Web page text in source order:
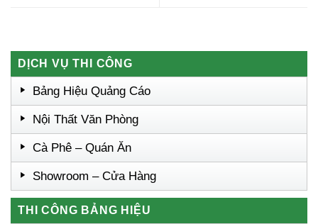
DỊCH VỤ THI CÔNG
Bảng Hiệu Quảng Cáo
Nội Thất Văn Phòng
Cà Phê – Quán Ăn
Showroom – Cửa Hàng
THI CÔNG BẢNG HIỆU